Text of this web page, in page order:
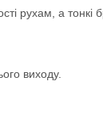
рухам, а
виходу.